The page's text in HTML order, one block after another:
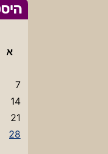
א
7
14
21
28